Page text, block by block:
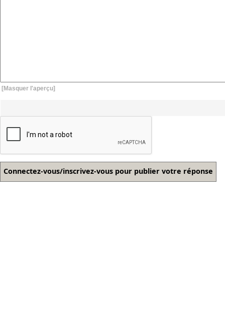
[Masquer l'aperçu]